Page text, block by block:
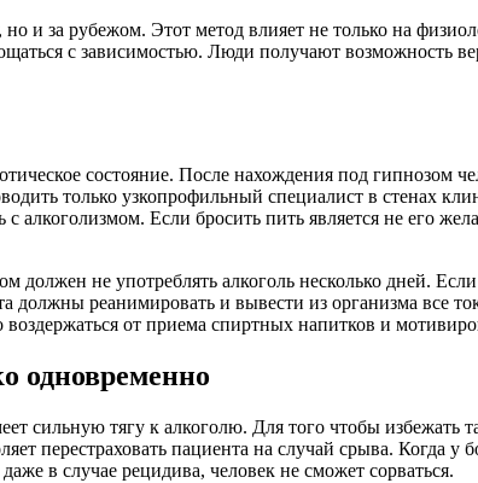
и за рубежом. Этот метод влияет не только на
с зависимостью. Люди получают возможность
состояние. После нахождения под гипнозом
только узкопрофильный специалист в стенах
с алкоголизмом. Если бросить пить является не его
не употреблять алкоголь несколько дней.
должны реанимировать и вывести из организма все
воздержаться от приема спиртных напитков и
одновременно
сильную тягу к алкоголю. Для того чтобы
перестраховать пациента на случай срыва. Когда у
в случае рецидива, человек не сможет сорваться.